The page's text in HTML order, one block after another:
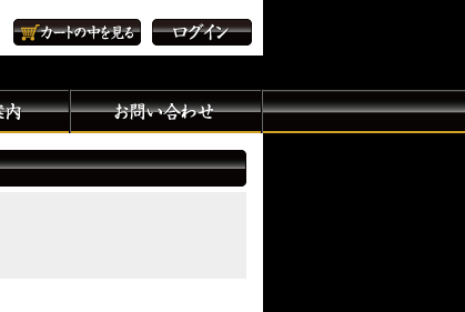
ログイン
カートの中を見る